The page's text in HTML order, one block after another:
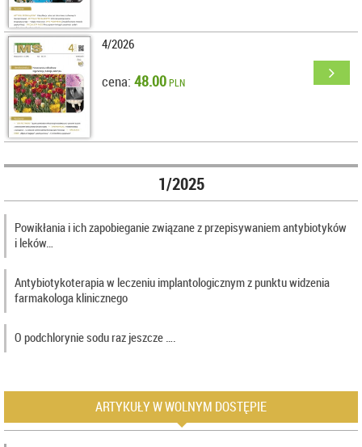
4/2026
cena: 48.00PLN
1/2025
Powikłania i ich zapobieganie związane z przepisywaniem antybiotyków
i leków…
Antybiotykoterapia w leczeniu implantologicznym z punktu widzenia
farmakologa klinicznego
O podchlorynie sodu raz jeszcze ….
ARTYKUŁY W WOLNYM DOSTĘPIE